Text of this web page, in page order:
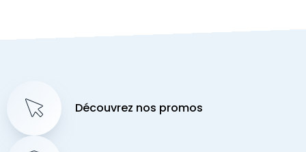
Découvrez nos promos